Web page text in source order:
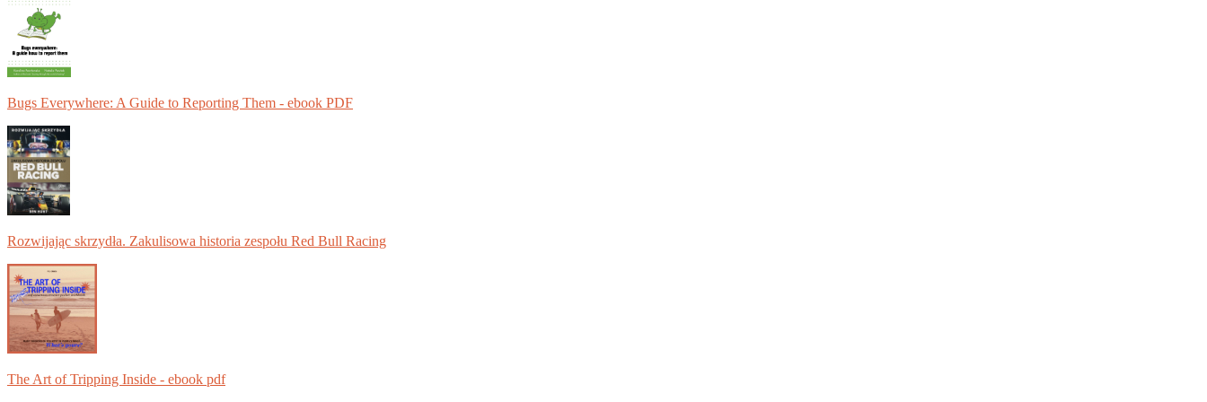
Bugs Everywhere: A Guide to Reporting Them - ebook PDF
Rozwijając skrzydła. Zakulisowa historia zespołu Red Bull Racing
The Art of Tripping Inside - ebook pdf